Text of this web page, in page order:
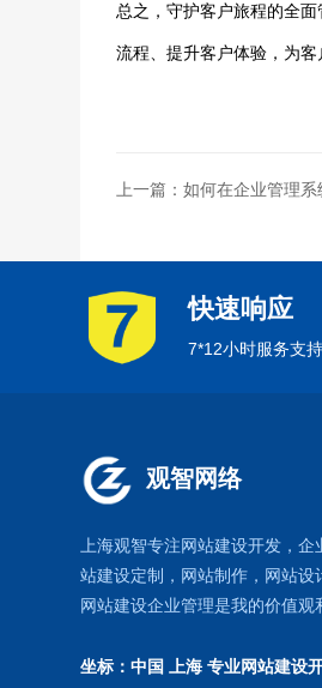
总之，守护客户旅程的全
流程、提升客户体验，为客
上一篇：如何在企业管理
快速响应
7*12小时服务支持
观智网络
上海观智专注网站建设开发 ，
站建设定制 ， 网站制作 ， 网站设
网站建设企业管理是我的价值观
坐标：中国 上海专业网站建设